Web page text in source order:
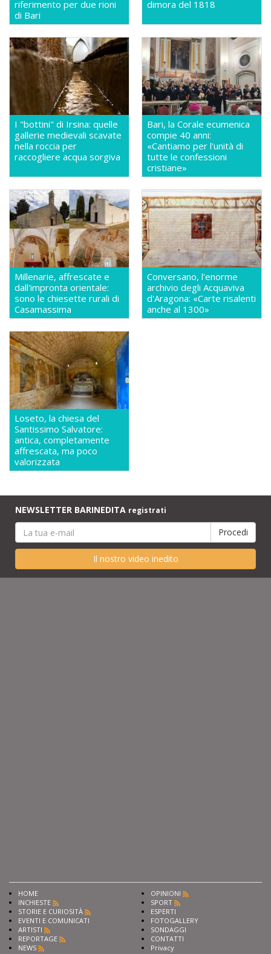
riferimento per due rioni
di Bari
dimora del 1818
I "bottini" di Irsina: quelle
gallerie medievali scavate
nella roccia per
raccogliere acqua sorgiva
Bari, la Corale ecumenica
compie 40 anni:
«Cantiamo per l'unità di
tutte le confessioni
cristiane»
Millenarie, affrescate e
dall'impronta orientale:
sono le chiesette rurali di
Casamassima
Conversano, l'enorme
archivio degli Acquaviva
d'Aragona: «Carte risalenti
anche al 1300»
Loseto, la chiesa del
Santissimo Salvatore:
antica, completamente
affrescata, ma poco
valorizzata
NEWSLETTER BARINEDITA registrati
Il nostro video inedito
HOME
INCHIESTE
STORIE E CURIOSITÀ
EVENTI E COMUNICATI
ARTISTI
REPORTAGE
NEWS
OPINIONI
SPORT
ESPERTI
FOTOGALLERY
SONDAGGI
CONTATTI
Privacy